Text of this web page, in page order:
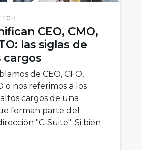
CEO, CMO,
las siglas de
cargos
de CEO, CFO,
o nos referimos a los
cargos de una
forman parte del
"C-Suite". Si bien